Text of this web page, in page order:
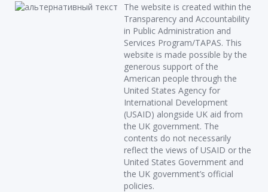
The website is created within the
Transparency and Accountability
in Public Administration and
Services Program/TAPAS. This
website is made possible by the
generous support of the
American people through the
United States Agency for
International Development
(USAID) alongside UK aid from
the UK government. The
contents do not necessarily
reflect the views of USAID or the
United States Government and
the UK government’s official
policies.